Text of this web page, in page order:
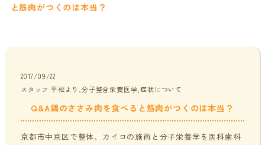
貧血・低血糖・疲れやすさ
分子整合栄養医学／オーソモレキュラーとは
提携医療機関
と筋肉がつくのは本当？
2017/09/22
スタッフ 平松より,分子整合栄養医学,症状について
Q&A鶏のささみ肉を食べると筋肉がつくのは本当？
京都市中京区で整体、カイロの施術と分子栄養学を医科歯科